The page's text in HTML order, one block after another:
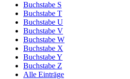
Buchstabe S
Buchstabe T
Buchstabe U
Buchstabe V
Buchstabe W
Buchstabe X
Buchstabe Y
Buchstabe Z
Alle Einträge